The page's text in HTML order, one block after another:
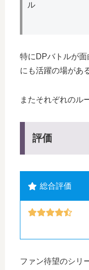
ル
特にDPバトルが
にも活躍の場があ
またそれぞれのル
評価
総合評価
ファン待望のシリ